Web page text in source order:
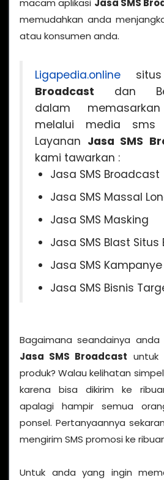
macam aplikasi Jasa SMS
memudahkan anda
atau konsumen anda.
Ligapedia.online
Broadcast dan
dalam
melalui media sms
Layanan Jasa SMS
kami tawarkan :
Jasa SMS Broadcast
Jasa SMS Massal
Jasa SMS Masking
Jasa SMS Blast Situs
Jasa SMS Kampanye
Jasa SMS Bisnis
Bagaimana seandainya anda
Jasa SMS Broadcast untuk
produk? Walau kelihatan
karena bisa dikirim ke
apalagi hampir semua
ponsel. Pertanyaannya
mengirim SMS promosi ke
Untuk anda yang ingin